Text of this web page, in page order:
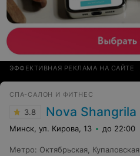
ЭФФЕКТИВНАЯ РЕКЛАМА НА САЙТЕ
СПА-САЛОН И ФИТНЕС
3.8 Nova Shangrila
Минск, ул. Кирова, 13 до 22:00
Метро: Октябрьская, Купаловская